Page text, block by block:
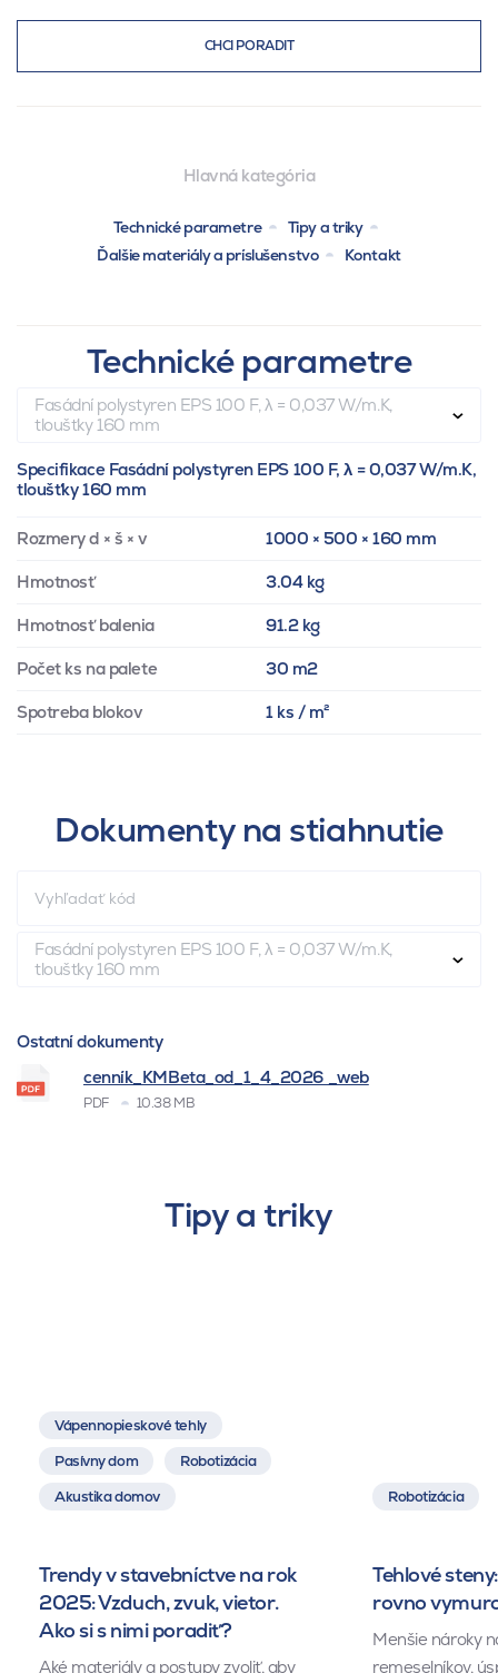
CHCI PORADIT
Hlavná kategória
Technické parametre
Tipy a triky
Ďalšie materiály a príslušenstvo
Kontakt
Technické parametre
Fasádní polystyren EPS 100 F, λ = 0,037 W/m.K,
tloušťky 160 mm
Specifikace Fasádní polystyren EPS 100 F, λ = 0,037 W/m.K,
tloušťky 160 mm
Rozmery d × š × v 1000 × 500 × 160 mm
Hmotnosť 3.04 kg
Hmotnosť balenia 91.2 kg
Počet ks na palete 30 m2
Spotreba blokov 1 ks / m²
Dokumenty na stiahnutie
Fasádní polystyren EPS 100 F, λ = 0,037 W/m.K,
tloušťky 160 mm
Ostatní dokumenty
cenník_KMBeta_od_1_4_2026 _web
PDF 10.38 MB
Tipy a triky
Vápennopieskové tehly
Pasívny dom
Robotizácia
Akustika domov
Trendy v stavebníctve na rok
2025: Vzduch, zvuk, vietor.
Ako si s nimi poradiť?
Aké materiály a postupy zvoliť, aby
Robotizácia
Tehlové
rovno
Menšie nároky
remeselníkov,